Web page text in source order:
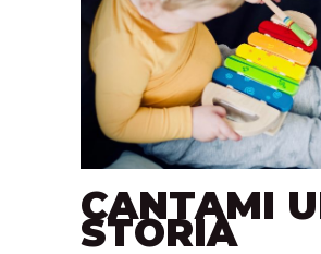
CANTAMI
STORIA